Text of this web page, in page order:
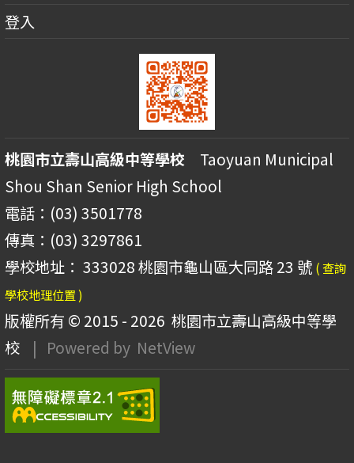
登入
桃園市立壽山高級中等學校 Taoyuan Municipal
Shou Shan Senior High School
電話：(03) 3501778
傳真：(03) 3297861
學校地址： 333028 桃園市龜山區大同路 23 號 ( 查詢
學校地理位置 )
版權所有 © 2015 - 2026 桃園市立壽山高級中等學
校
| Powered by NetView